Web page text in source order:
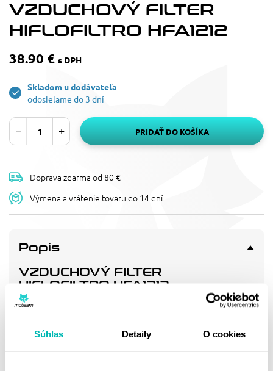
Súhlas Detaily O cookies
VZDUCHOVÝ FILTER
HIFLOFILTRO HFA1212
38.90 € s DPH
Skladom u dodávateľa
odosielame do 3 dní
PRIDAŤ DO KOŠÍKA
Doprava zdarma od 80 €
Výmena a vrátenie tovaru do 14 dní
Popis
VZDUCHOVÝ FILTER
HIFLOFILTRO HFA1212
Vzduchový filtr - náhrada OEM ( 17211-KR3-600)
Doprava a vrátenie